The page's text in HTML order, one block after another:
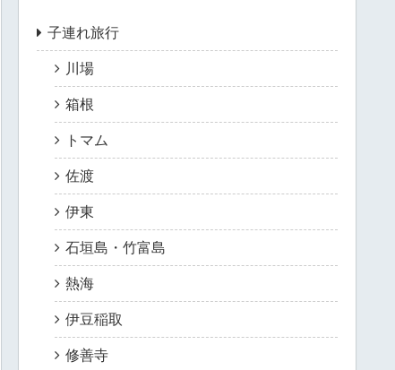
子連れ旅行
川場
箱根
トマム
佐渡
伊東
石垣島・竹富島
熱海
伊豆稲取
修善寺